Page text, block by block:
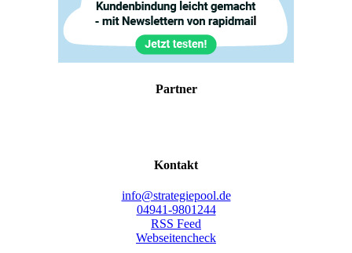
Part­ner
Kon­takt
info@strategiepool.de
04941-9801244
RSS Feed
Webseitencheck